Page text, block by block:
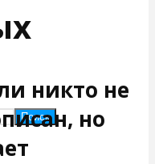
Поиск
никто не
но